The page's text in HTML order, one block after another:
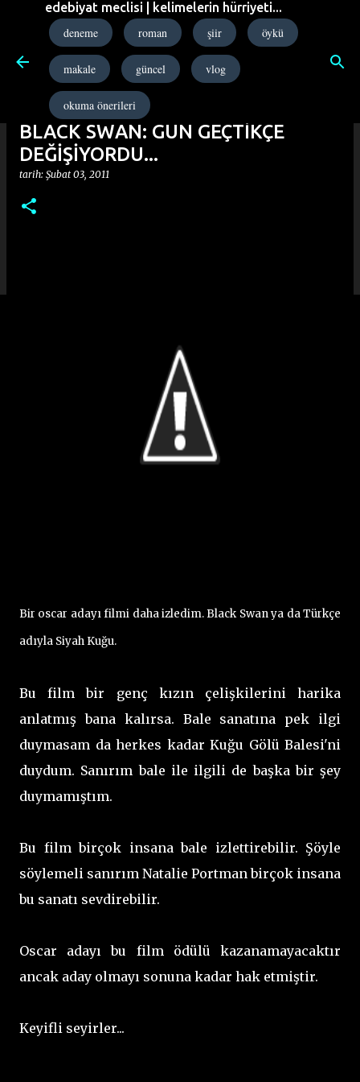
Ana içeriğe atla
edebiyat meclisi | kelimelerin hürriyeti...
deneme roman şiir öykü
makale güncel vlog
okuma önerileri
BLACK SWAN: GÜN GEÇTİKÇE
DEĞİŞİYORDU...
tarih: Şubat 03, 2011
Bir oscar adayı filmi daha izledim. Black Swan ya da Türkçe
adıyla Siyah Kuğu.
Bu film bir genç kızın çelişkilerini harika
anlatmış bana kalırsa. Bale sanatına pek ilgi
duymasam da herkes kadar Kuğu Gölü Balesi'ni
duydum. Sanırım bale ile ilgili de başka bir şey
duymamıştım.
Bu film birçok insana bale izlettirebilir. Şöyle
söylemeli sanırım Natalie Portman birçok insana
bu sanatı sevdirebilir.
Oscar adayı bu film ödülü kazanamayacaktır
ancak aday olmayı sonuna kadar hak etmiştir.
Keyifli seyirler...